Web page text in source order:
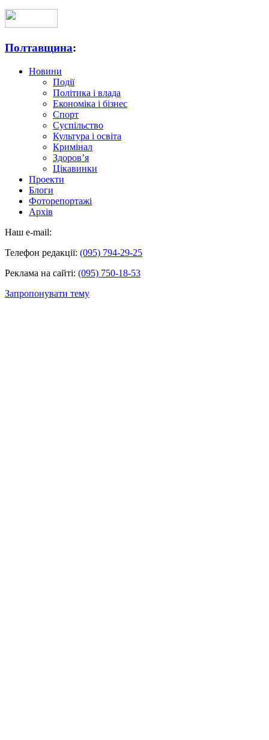
Полтавщина:
Новини
Події
Політика і влада
Економіка і бізнес
Спорт
Суспільство
Культура і освіта
Кримінал
Здоров’я
Цікавинки
Проекти
Блоги
Фоторепортажі
Архів
Наш e-mail:
Телефон редакції: (095) 794-29-25
Реклама на сайті: (095) 750-18-53
Запропонувати тему